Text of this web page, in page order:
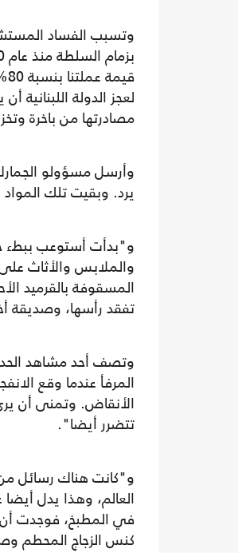
وتسبب الفساد
مصادرتها من باخرة وتخزينها في
وأرسل مسؤولو
يرد. وبقيت تلك
و"بدأت أستوعب ببطء
والملابس والأثاث
المسقوفة بالقرميد
تفقد رأسها، وصديقة
وتصف أحد مشاهد
المرفأ عندما وقع
الأنقاض. وتمنى أن
تتضرر أيضا".
و"كانت هناك رسائل من
العالم، وهذا يدل
في المطبخ، فوجدت أن
كنس الزجاج المحطم